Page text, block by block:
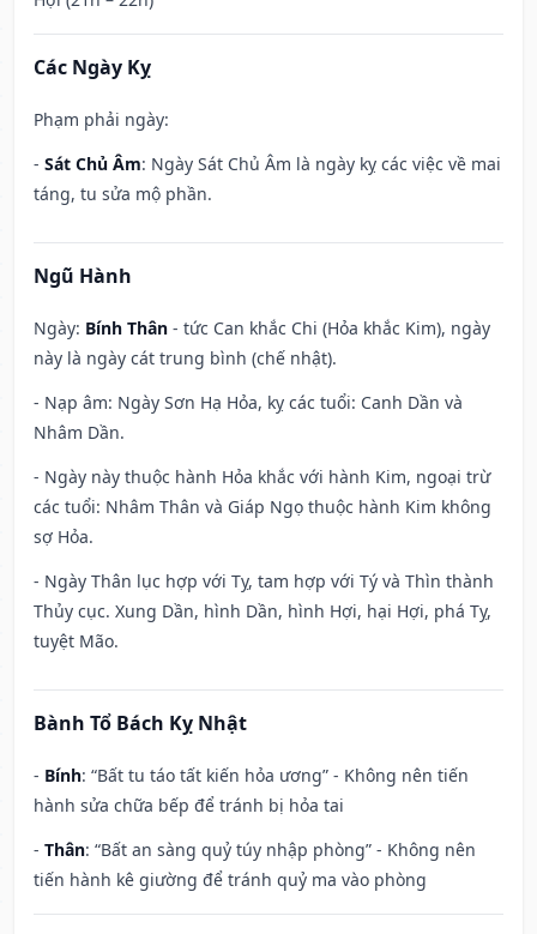
Các Ngày Kỵ
Phạm phải ngày:
- Sát Chủ Âm: Ngày Sát Chủ Âm là ngày kỵ các việc về mai
táng, tu sửa mộ phần.
Ngũ Hành
Ngày: Bính Thân - tức Can khắc Chi (Hỏa khắc Kim), ngày
này là ngày cát trung bình (chế nhật).
- Nạp âm: Ngày Sơn Hạ Hỏa, kỵ các tuổi: Canh Dần và
Nhâm Dần.
- Ngày này thuộc hành Hỏa khắc với hành Kim, ngoại trừ
các tuổi: Nhâm Thân và Giáp Ngọ thuộc hành Kim không
sợ Hỏa.
- Ngày Thân lục hợp với Tỵ, tam hợp với Tý và Thìn thành
Thủy cục. Xung Dần, hình Dần, hình Hợi, hại Hợi, phá Tỵ,
tuyệt Mão.
Bành Tổ Bách Kỵ Nhật
- Bính: “Bất tu táo tất kiến hỏa ương” - Không nên tiến
hành sửa chữa bếp để tránh bị hỏa tai
- Thân: “Bất an sàng quỷ túy nhập phòng” - Không nên
tiến hành kê giường để tránh quỷ ma vào phòng